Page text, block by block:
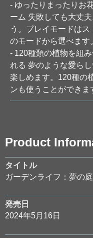
Product
タイトル
ガーデンライフ：夢の
発売日
2024年5月16日
- ゆったりまったりお
ーム 失敗しても大丈
う。プレイモードは
のモードから選べます
- 120種類の植物を組
れる 夢のような愛ら
楽しめます。120種の
ンも使うことができま